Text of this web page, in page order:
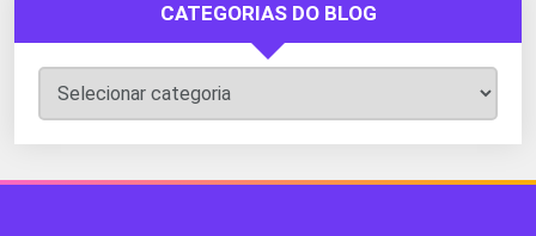
CATEGORIAS DO BLOG
Categorias
do
Blog